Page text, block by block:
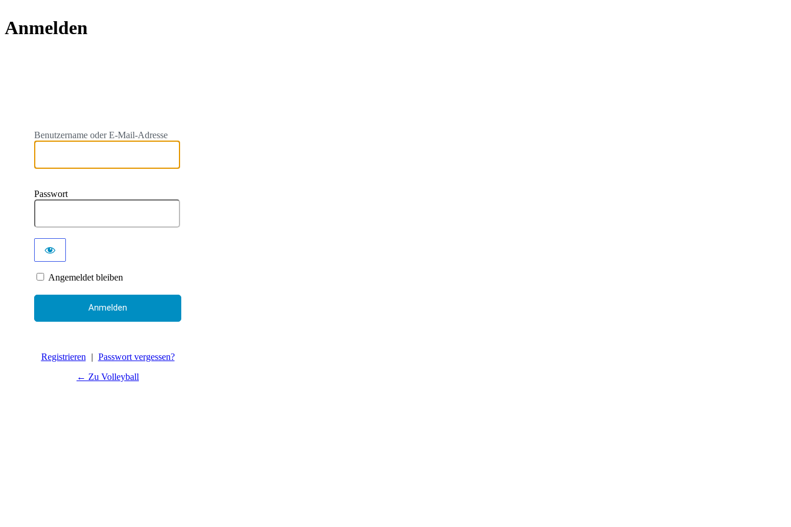
Anmelden
Benutzername oder E-Mail-Adresse
Passwort
Angemeldet bleiben
Registrieren | Passwort vergessen?
← Zu Volleyball